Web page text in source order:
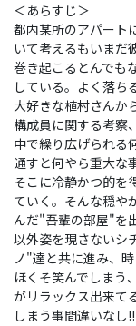
＜あらすじ＞
都内某所のアパート
いて考えるもいまだ
巻き起こるとんでも
している。よく落ち
大好きな植村さんか
構成員に関する考察
中で繰り広げられる
通すと何やら重大な
そこに冷静かつ的を
ていく。そんな穏や
んだ"吾輩の部屋"を
以外姿を現さないシ
ノ"達と共に進み、
ほくそ笑んでしまう
がリラックス出来て
しまう事間違いなし!!